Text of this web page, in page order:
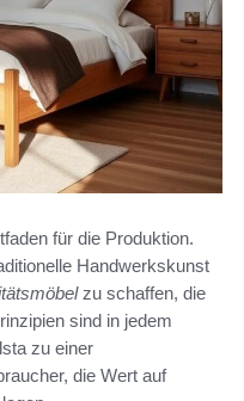
für die Produktion.
Handwerkskunst
zu schaffen, die
sind in jedem
zu einer
die Wert auf